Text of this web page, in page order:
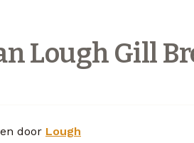
Lough Gill
door Lough